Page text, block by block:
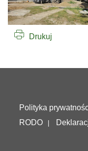
Drukuj
Polityka
RODO